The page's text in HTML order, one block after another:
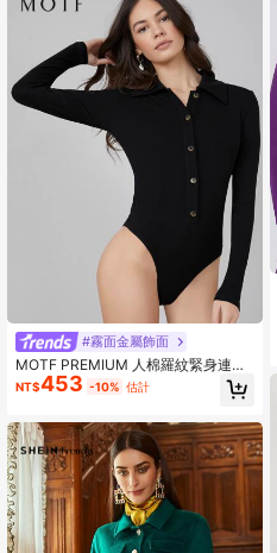
#霧面金屬飾面
MOTF PREMIUM 人棉羅紋緊身連體
衣
NT$453 -10% 估計